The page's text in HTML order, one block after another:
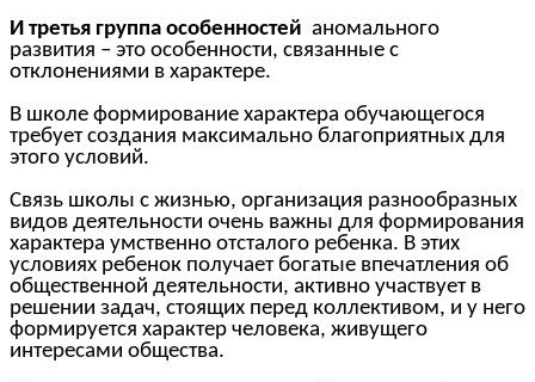
И третья группа особенностей аномального
развития – это особенности, связанные с
отклонениями в характере.
В школе формирование характера обучающегося
требует создания максимально благоприятных для
этого условий.
Связь школы с жизнью, организация разнообразных
видов деятельности очень важны для формирования
характера умственно отсталого ребенка. В этих
условиях ребенок получает богатые впечатления об
общественной деятельности, активно участвует в
решении задач, стоящих перед коллективом, и у него
формируется характер человека, живущего
интересами общества.